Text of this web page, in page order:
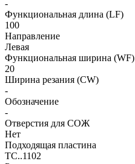
-
Функциональная длина (LF)
100
Направление
Левая
Функциональная ширина (WF)
20
Ширина резания (CW)
-
Обозначение
-
Отверстия для СОЖ
Нет
Подходящая пластина
TC..1102